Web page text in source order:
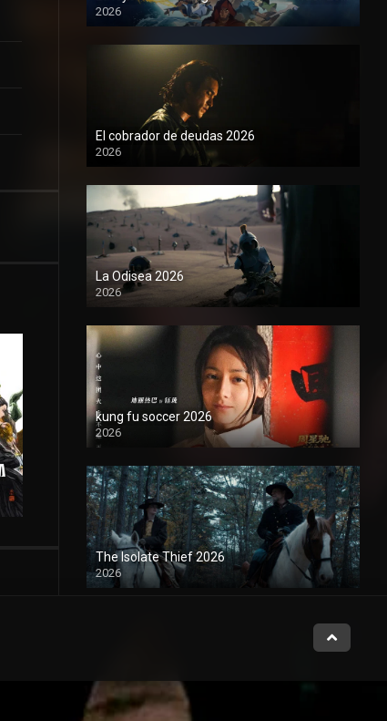
2026
1080P
El cobrador de deudas 2026
2026
1080P
La Odisea 2026
2026
1080P
kung fu soccer 2026
2026
1080P
The Isolate Thief 2026
2026
1080P
Hasta el final 2026
2026